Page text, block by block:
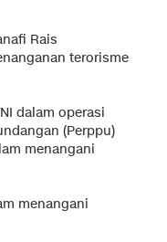
Rais
terorisme
dalam operasi
(Perppu)
menangani
menangani